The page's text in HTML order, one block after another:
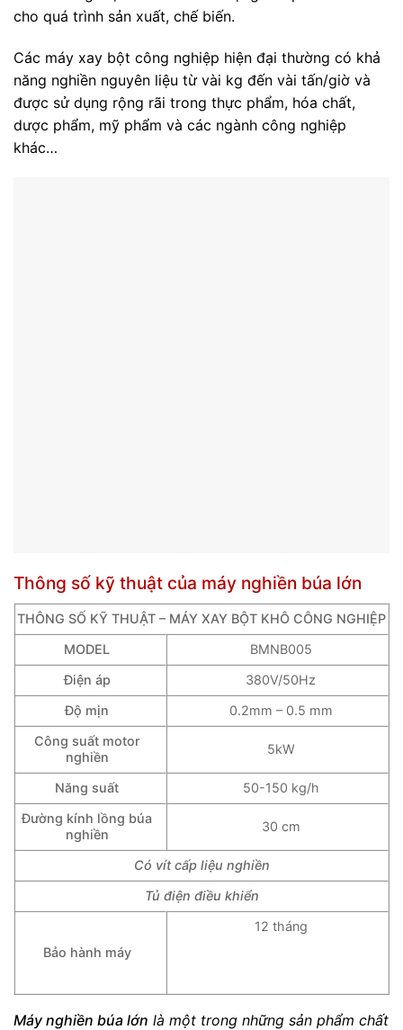
cho quá trình sản xuất, chế biến.
Các máy xay bột công nghiệp hiện đại thường có khả
năng nghiền nguyên liệu từ vài kg đến vài tấn/giờ và
được sử dụng rộng rãi trong thực phẩm, hóa chất,
dược phẩm, mỹ phẩm và các ngành công nghiệp
khác…
Thông số kỹ thuật của máy nghiền búa lớn
THÔNG SỐ KỸ THUẬT – MÁY XAY BỘT KHÔ CÔNG NGHIỆP
MODEL
BMNB005
Điện áp
380V/50Hz
Độ mịn
0.2mm – 0.5 mm
Công suất motor
nghiền
5kW
Năng suất
50-150 kg/h
Đường kính lồng búa
nghiền
30 cm
Có vít cấp liệu nghiền
Tủ điện điều khiển
Bảo hành máy
12 tháng
Máy nghiền búa lớn là một trong những sản phẩm chất